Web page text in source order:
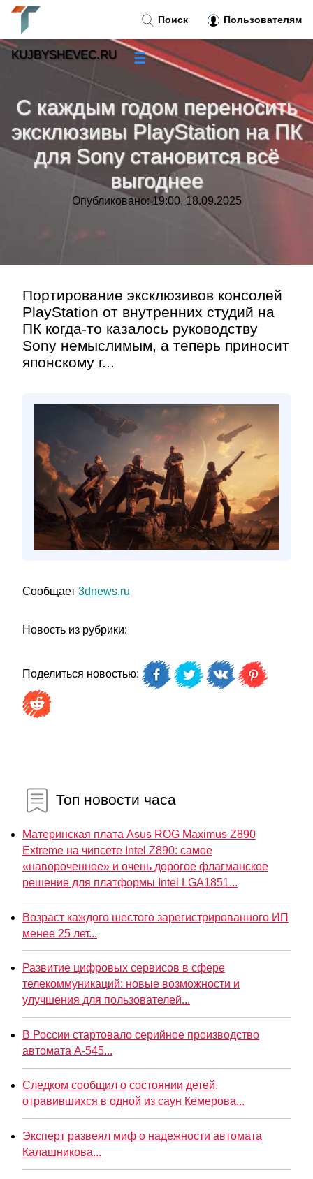
С каждым годом переносить
эксклюзивы PlayStation на ПК
для Sony становится всё
выгоднее
Опубликовано: 19:00, 18.09.2025
Портирование эксклюзивов консолей
PlayStation от внутренних студий на
ПК когда-то казалось руководству
Sony немыслимым, а теперь приносит
японскому г...
Сообщает 3dnews.ru
Новость из рубрики:
Поделиться новостью:
Топ новости часа
Материнская плата Asus ROG Maximus Z890
Extreme на чипсете Intel Z890: самое
«навороченное» и очень дорогое флагманское
решение для платформы Intel LGA1851...
Возраст каждого шестого зарегистрированного ИП
менее 25 лет...
Развитие цифровых сервисов в сфере
телекоммуникаций: новые возможности и
улучшения для пользователей...
В России стартовало серийное производство
автомата А-545...
Следком сообщил о состоянии детей,
отравившихся в одной из саун Кемерова...
Эксперт развеял миф о надежности автомата
Калашникова...
Поиск Пользователям
KUJBYSHEVEC.RU ☰
Новости
Тренды новостей
Рубрики»
»